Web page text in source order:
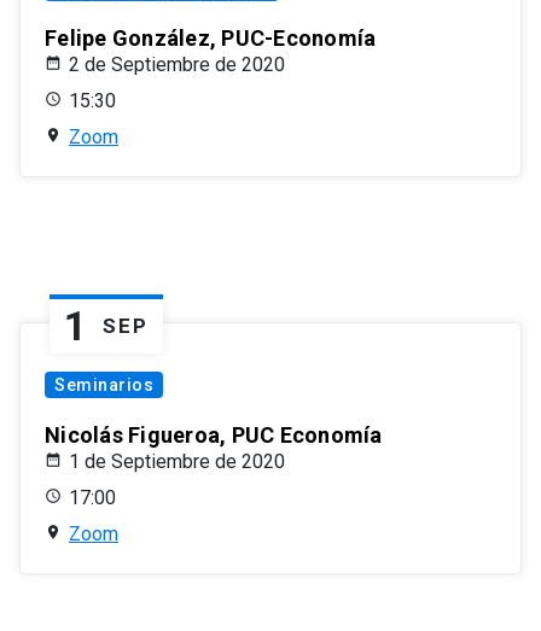
Felipe González, PUC-Economía
2 de Septiembre de 2020
15:30
Zoom
1 SEP
Seminarios
Nicolás Figueroa, PUC Economía
1 de Septiembre de 2020
17:00
Zoom